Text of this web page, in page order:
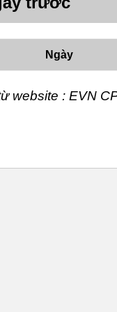
Ngày
website : EVN